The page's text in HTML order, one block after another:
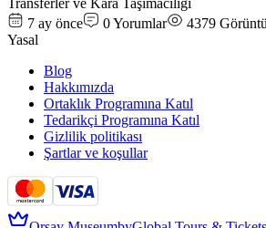
Transferler ve Kara Taşımacılığı
7 ay önce
0Yorumlar 4379
Yasal
Blog
Hakkımızda
Ortaklık Programına Katıl
Tedarikçi Programına Katıl
Gizlilik politikası
Şartlar ve koşullar